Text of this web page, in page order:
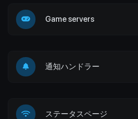
Game servers
通知ハンドラー
ステータスページ